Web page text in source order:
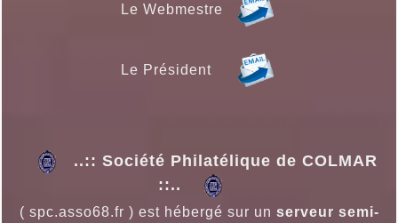
Le Webmestre
Le Président
..:: Société Philatélique de COLMAR
::..
( spc.asso68.fr ) est hébergé sur un serveur semi-